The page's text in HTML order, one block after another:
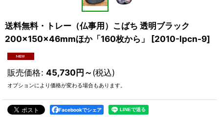
送料無料・トレー（仏事用）こばち 透明ブラック
200×150×46mmほか「160枚から」
[2010-lpcn-9]
販売価格: 45,730円～(税込)
オプションにより価格が変わる場合もあります。
Facebookでシェア